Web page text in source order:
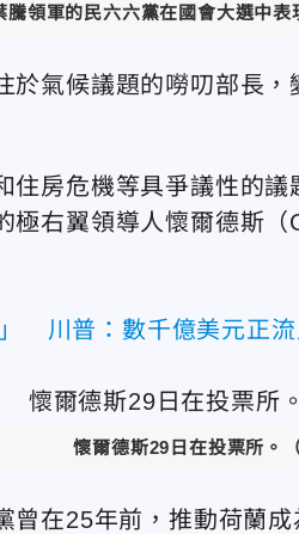
騰領軍的民六六黨在國會大選中表
於氣候議題的嘮叨部長，
住房危機等具爭議性的議
極右翼領導人懷爾德斯（
川普：數千億美元正流
懷爾德斯29日在投票所。
曾在25年前，推動荷蘭成